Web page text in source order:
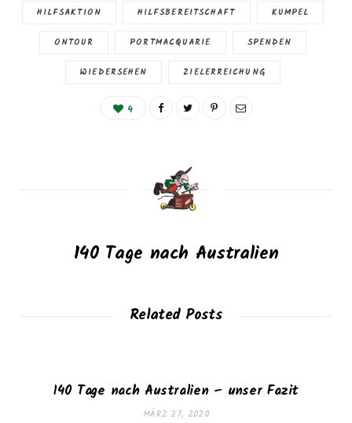
HILFSAKTION HILFSBEREITSCHAFT KUMPEL
ONTOUR PORTMACQUARIE SPENDEN
WIEDERSEHEN ZIELERREICHUNG
4
140 Tage nach Australien
Related Posts
140 Tage nach Australien – unser Fazit
MÄRZ 27, 2020